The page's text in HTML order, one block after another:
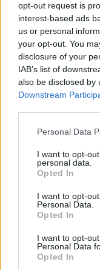
opt-out request is
interest-based ads
us or personal
your opt-out. You
disclosure of your
IAB’s list of
also be disclosed by
Downstream
Personal Data
I want to opt-
personal data.
Opted In
I want to opt-
Personal Data.
Opted In
I want to opt-
Personal Data
Opted In
✓ Από τα 17
υπότυπο
υπότυπο Α(Η3).
✓ Δεν
κοινότητα
ενώ στα
επίπεδα, με
θετικών
photo